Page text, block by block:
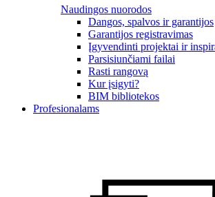
Naudingos nuorodos
Dangos, spalvos ir garantijos
Garantijos registravimas
Įgyvendinti projektai ir
Parsisiunčiami failai
Rasti rangovą
Kur įsigyti?
BIM bibliotekos
Profesionalams